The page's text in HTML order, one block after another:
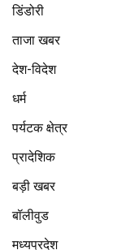
डिंडोरी
ताजा खबर
देश-विदेश
धर्म
पर्यटक क्षेत्र
प्रादेशिक
बड़ी खबर
बॉलीवुड
मध्यप्रदेश